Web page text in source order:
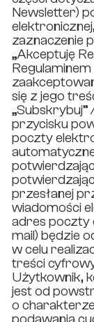
Newsletter)
zaznaczenie
„Akceptuję
się z jego
„Subskrybuj”
przycisku
poczty
przesłanej
wiadomości
adres poczty
mail) będzie
w celu
treści
Użytkownik,
jest od
o